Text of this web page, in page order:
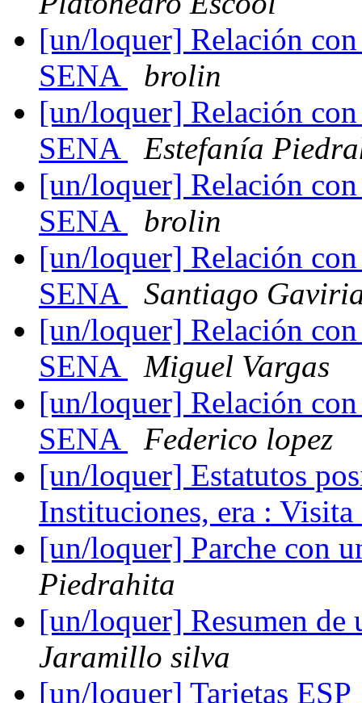
[un/loquer] Relación
SENA
brolin
[un/loquer] Relación
SENA
Estefanía
[un/loquer] Relación
SENA
brolin
[un/loquer] Relación
SENA
Santiago
[un/loquer] Relación
SENA
Miguel Vargas
[un/loquer] Relación
SENA
Federico lopez
[un/loquer] Estatutos
Instituciones, era :
[un/loquer] Parche con
Piedrahita
[un/loquer] Resumen
Jaramillo silva
[un/loquer] Tarjetas ESP